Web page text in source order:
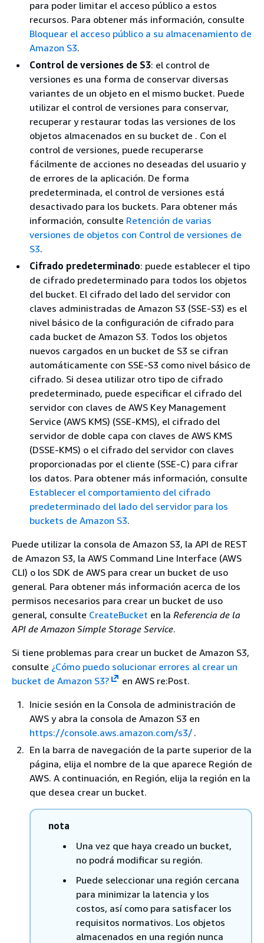
para poder limitar el acceso público a estos
recursos. Para obtener más información, consulte
Bloquear el acceso público a su almacenamiento de
Amazon S3.
Control de versiones de S3: el control de
versiones es una forma de conservar diversas
variantes de un objeto en el mismo bucket. Puede
utilizar el control de versiones para conservar,
recuperar y restaurar todas las versiones de los
objetos almacenados en su bucket de . Con el
control de versiones, puede recuperarse
fácilmente de acciones no deseadas del usuario y
de errores de la aplicación. De forma
predeterminada, el control de versiones está
desactivado para los buckets. Para obtener más
información, consulte Retención de varias
versiones de objetos con Control de versiones de
S3.
Cifrado predeterminado: puede establecer el tipo
de cifrado predeterminado para todos los objetos
del bucket. El cifrado del lado del servidor con
claves administradas de Amazon S3 (SSE-S3) es el
nivel básico de la configuración de cifrado para
cada bucket de Amazon S3. Todos los objetos
nuevos cargados en un bucket de S3 se cifran
automáticamente con SSE-S3 como nivel básico de
cifrado. Si desea utilizar otro tipo de cifrado
predeterminado, puede especificar el cifrado del
servidor con claves de AWS Key Management
Service (AWS KMS) (SSE-KMS), el cifrado del
servidor de doble capa con claves de AWS KMS
(DSSE-KMS) o el cifrado del servidor con claves
proporcionadas por el cliente (SSE-C) para cifrar
los datos. Para obtener más información, consulte
Establecer el comportamiento del cifrado
predeterminado del lado del servidor para los
buckets de Amazon S3.
Puede utilizar la consola de Amazon S3, la API de REST
de Amazon S3, la AWS Command Line Interface (AWS
CLI) o los SDK de AWS para crear un bucket de uso
general. Para obtener más información acerca de los
permisos necesarios para crear un bucket de uso
general, consulte CreateBucket en la Referencia de la
API de Amazon Simple Storage Service.
Si tiene problemas para crear un bucket de Amazon S3,
consulte ¿Cómo puedo solucionar errores al crear un
bucket de Amazon S3?
en AWS re:Post.
Inicie sesión en la Consola de administración de
AWS y abra la consola de Amazon S3 en
https://console.aws.amazon.com/s3/.
En la barra de navegación de la parte superior de la
página, elija el nombre de la que aparece Región de
AWS. A continuación, en Región, elija la región en la
que desea crear un bucket.
nota
Una vez que haya creado un bucket,
no podrá modificar su región.
Puede seleccionar una región cercana
para minimizar la latencia y los
costos, así como para satisfacer los
requisitos normativos. Los objetos
almacenados en una región nunca